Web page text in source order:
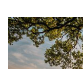
motiváció
megőrzéséért"